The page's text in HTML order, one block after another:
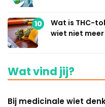
10
Wat is THC-
wiet niet
Wat vind jij?
Bij medicinale wiet